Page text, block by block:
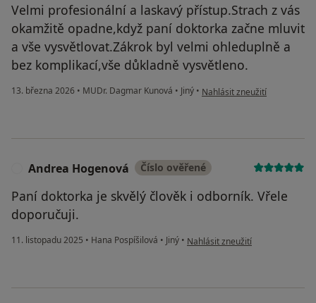
Velmi profesionální a laskavý přístup.Strach z vás
okamžitě opadne,když paní doktorka začne mluvit
a vše vysvětlovat.Zákrok byl velmi ohleduplně a
bez komplikací,vše důkladně vysvětleno.
13. března 2026 • MUDr. Dagmar Kunová • Jiný • podle názoru uživatele Eva
Nahlásit zneužití
Andrea Hogenová Číslo ověřené
Paní doktorka je skvělý člověk i odborník. Vřele
doporučuji.
11. listopadu 2025 • Hana Pospíšilová • Jiný • podle názoru uživatele Andrea
Nahlásit zneužití